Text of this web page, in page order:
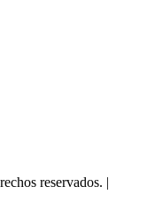
reservados. |